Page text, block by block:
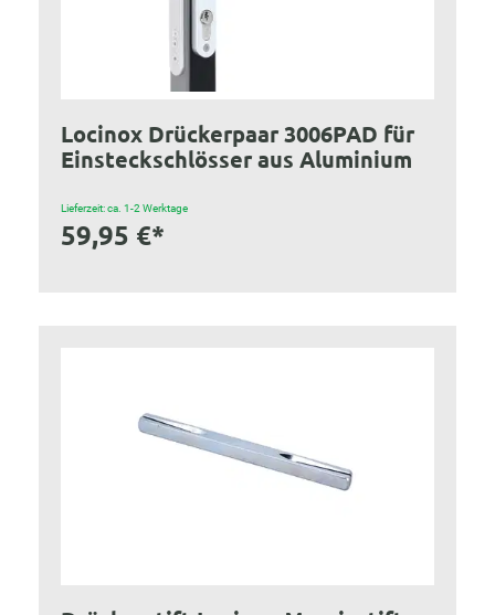
Locinox Drückerpaar 3006PAD für
Einsteckschlösser aus Aluminium
Lieferzeit: ca. 1-2 Werktage
59,95 €*